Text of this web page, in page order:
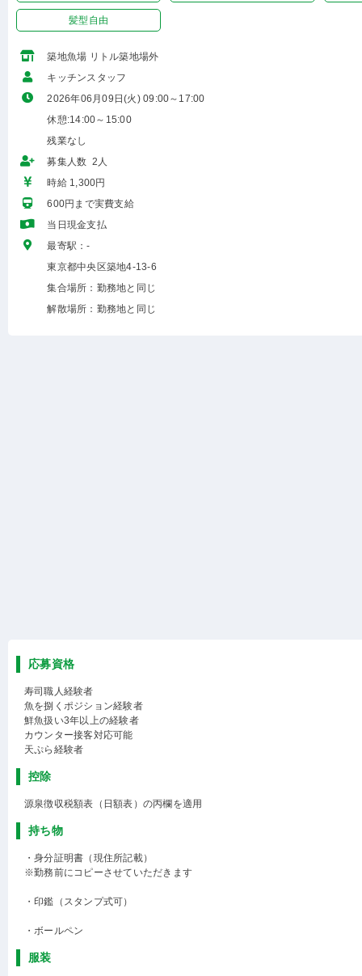
髪型自由
築地魚場 リトル築地場外
キッチンスタッフ
2026年06月09日(火) 09:00～17:00
休憩:14:00～15:00
残業なし
募集人数 2人
時給 1,300円
600円まで実費支給
当日現金支払
最寄駅：-
東京都中央区築地4-13-6
集合場所：勤務地と同じ
解散場所：勤務地と同じ
応募資格
寿司職人経験者
魚を捌くポジション経験者
鮮魚扱い3年以上の経験者
カウンター接客対応可能
天ぷら経験者
控除
源泉徴収税額表（日額表）の丙欄を適用
持ち物
・身分証明書（現住所記載）
※勤務前にコピーさせていただきます
・印鑑（スタンプ式可）
・ボールペン
服装